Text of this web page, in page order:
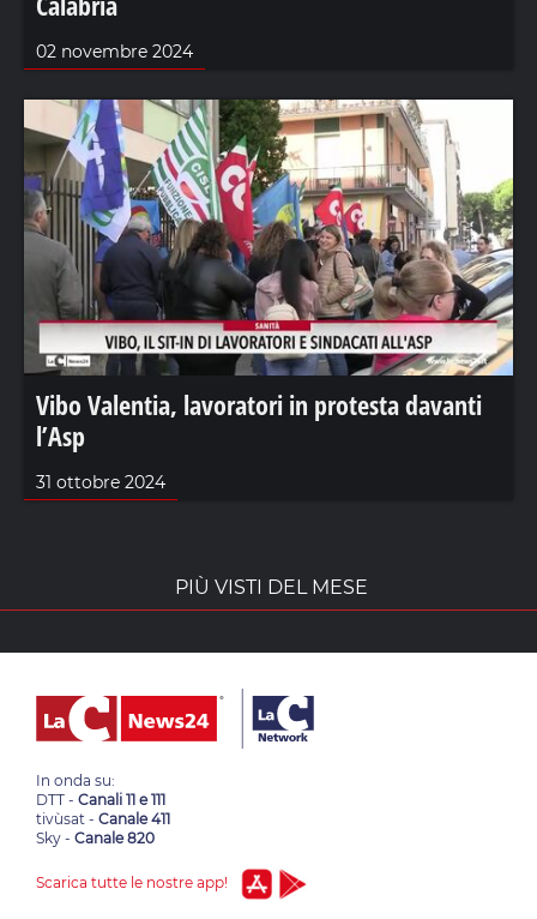
02 novembre 2024
Vibo Valentia, lavoratori in protesta davanti
l’Asp
31 ottobre 2024
PIÙ VISTI DEL MESE
In onda su:
DTT - Canali 11 e 111
tivùsat - Canale 411
Sky - Canale 820
Scarica tutte le nostre app!